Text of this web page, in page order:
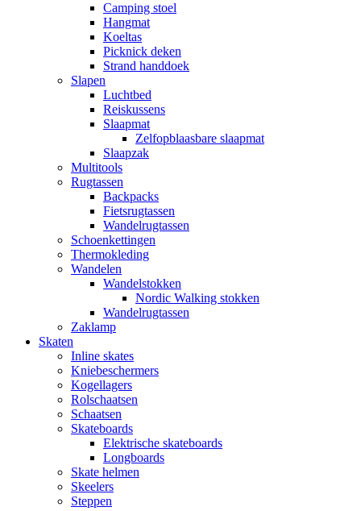
Camping stoel
Hangmat
Koeltas
Picknick deken
Strand handdoek
Slapen
Luchtbed
Reiskussens
Slaapmat
Zelfopblaasbare slaapmat
Slaapzak
Multitools
Rugtassen
Backpacks
Fietsrugtassen
Wandelrugtassen
Schoenkettingen
Thermokleding
Wandelen
Wandelstokken
Nordic Walking stokken
Wandelrugtassen
Zaklamp
Skaten
Inline skates
Kniebeschermers
Kogellagers
Rolschaatsen
Schaatsen
Skateboards
Elektrische skateboards
Longboards
Skate helmen
Skeelers
Steppen